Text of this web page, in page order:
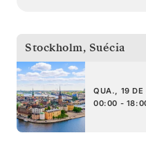
Stockholm, Suécia
QUA., 19 DE
00:00 -